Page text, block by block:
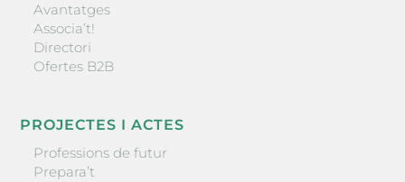
Avantatges
Associa’t!
Directori
Ofertes B2B
PROJECTES I ACTES
Professions de futur
Prepara’t